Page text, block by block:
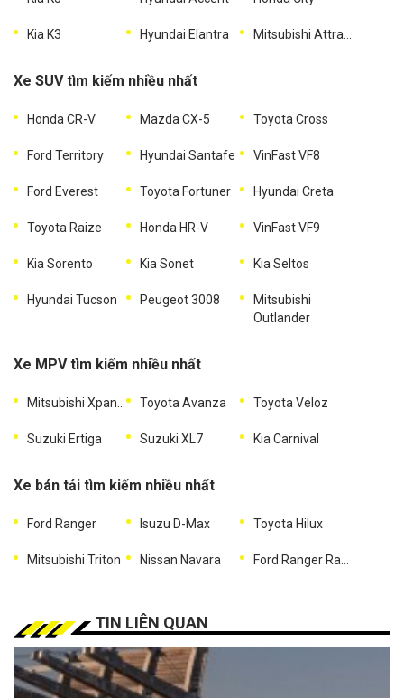
Kia K3 Hyundai Elantra
Xe SUV tìm kiếm nhiều nhất
Honda CR-V Mazda CX-5 Toyota Cross
Ford Territory Hyundai Santafe VinFast VF8
Ford Everest Toyota Fortuner Hyundai Creta
Toyota Raize Honda HR-V VinFast VF9
Kia Sorento Kia Sonet Kia Seltos
Hyundai Tucson Peugeot 3008
Mitsubishi
Outlander
Xe MPV tìm kiếm nhiều nhất
Toyota Avanza Toyota Veloz
Suzuki Ertiga Suzuki XL7 Kia Carnival
Xe bán tải tìm kiếm nhiều nhất
Ford Ranger Isuzu D-Max Toyota Hilux
Mitsubishi Triton Nissan Navara
TIN LIÊN QUAN